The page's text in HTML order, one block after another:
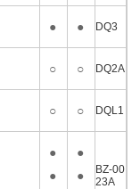
● ● DQ3
○ ○ DQ2A
○ ○ DQL1
●
●
●
●
BZ-00
23A